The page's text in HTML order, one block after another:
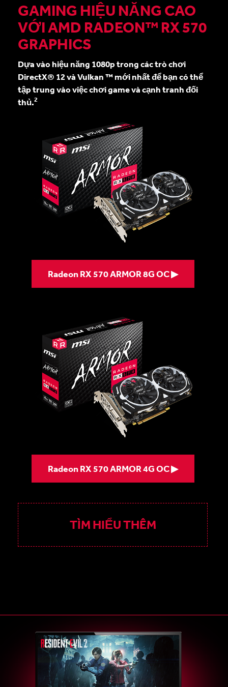
GAMING HIỆU NĂNG CAO
VỚI AMD RADEON™ RX 570
GRAPHICS
Dựa vào hiệu năng 1080p trong các trò chơi
DirectX® 12 và Vulkan ™ mới nhất để bạn có thể
tập trung vào việc chơi game và cạnh tranh đối
thủ.2
Radeon RX 570 ARMOR 8G OC ▶
Radeon RX 570 ARMOR 4G OC ▶
TÌM HIỂU THÊM